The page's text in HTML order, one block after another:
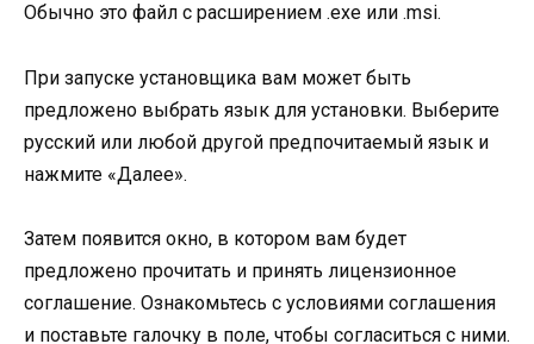
Обычно это файл с расширением .exe или .msi.
При запуске установщика вам может быть
предложено выбрать язык для установки. Выберите
русский или любой другой предпочитаемый язык и
нажмите «Далее».
Затем появится окно, в котором вам будет
предложено прочитать и принять лицензионное
соглашение. Ознакомьтесь с условиями соглашения
и поставьте галочку в поле, чтобы согласиться с ними.